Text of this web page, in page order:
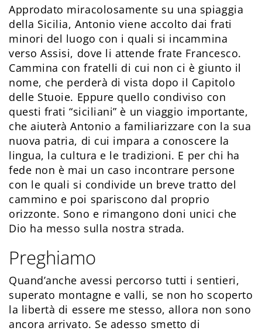
Approdato miracolosamente su una spiaggia
della Sicilia, Antonio viene accolto dai frati
minori del luogo con i quali si incammina
verso Assisi, dove li attende frate Francesco.
Cammina con fratelli di cui non ci è giunto il
nome, che perderà di vista dopo il Capitolo
delle Stuoie. Eppure quello condiviso con
questi frati “siciliani” è un viaggio importante,
che aiuterà Antonio a familiarizzare con la sua
nuova patria, di cui impara a conoscere la
lingua, la cultura e le tradizioni. E per chi ha
fede non è mai un caso incontrare persone
con le quali si condivide un breve tratto del
cammino e poi spariscono dal proprio
orizzonte. Sono e rimangono doni unici che
Dio ha messo sulla nostra strada.
Preghiamo
Quand’anche avessi percorso tutti i sentieri,
superato montagne e valli, se non ho scoperto
la libertà di essere me stesso, allora non sono
ancora arrivato. Se adesso smetto di